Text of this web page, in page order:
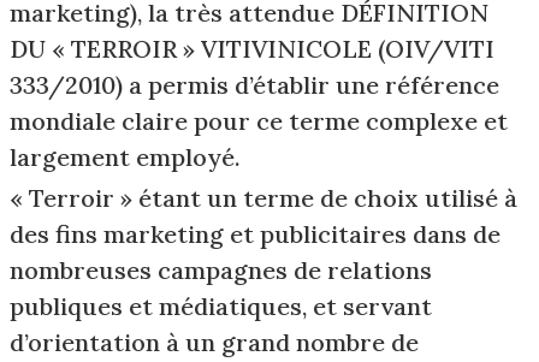
marketing), la très attendue DÉFINITION
DU « TERROIR » VITIVINICOLE (OIV/VITI
333/2010) a permis d’établir une référence
mondiale claire pour ce terme complexe et
largement employé.
« Terroir » étant un terme de choix utilisé à
des fins marketing et publicitaires dans de
nombreuses campagnes de relations
publiques et médiatiques, et servant
d’orientation à un grand nombre de